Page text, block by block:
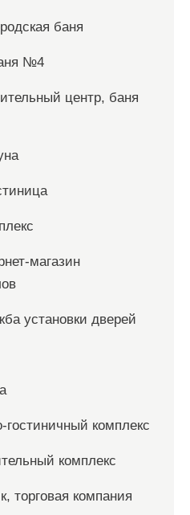
баня
№4
центр, баня
магазин
установки дверей
комплекс
комплекс
торговая компания